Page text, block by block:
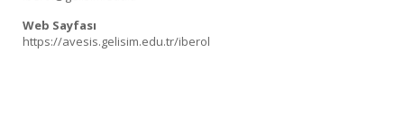
Web Sayfası
https://avesis.gelisim.edu.tr/iberol